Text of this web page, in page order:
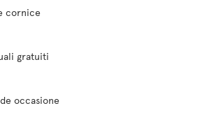
cornice
gratuiti
occasione